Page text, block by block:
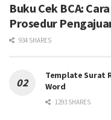
Buku Cek BCA:
Prosedur
934 SHARES
Template Surat
Word
1293 SHARES